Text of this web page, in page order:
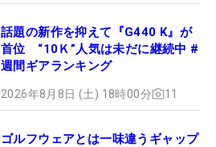
話題の新作を抑えて『G440 K』が
首位 “10Ｋ”人気は未だに継続中 #
週間ギアランキング
2026年8月8日 (土) 18時00分 11
ゴルフウェアとは一味違うギャップ